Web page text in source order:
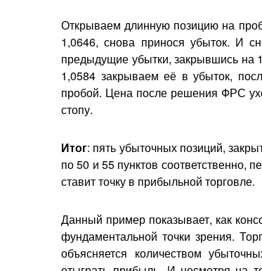
Открываем длинную позицию на
1,0646, снова принося убыток. И
предыдущие убытки, закрывшись на
1,0584 закрываем её в убыток,
пробой. Цена после решения ФРС
стопу.
Итог: пять убыточных позиций,
по 50 и 55 пунктов
ставит точку в прибыльной торговле.
Данный пример показывает, как
фундаментальной точки зрения.
объясняется количеством